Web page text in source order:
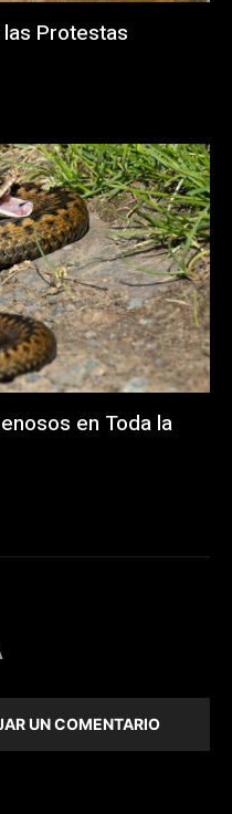
Protestas
en Toda la
UN COMENTARIO